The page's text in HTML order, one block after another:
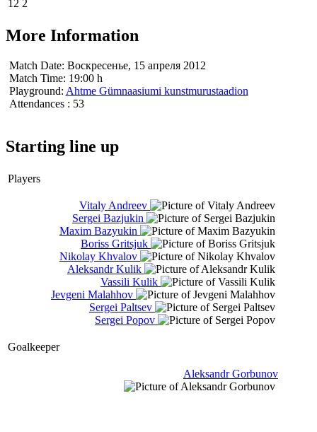
12 2
More Information
Match Date: Воскресенье, 15 апреля 2012
Match Time: 19:00 h
Playground: Ahtme Gümnaasiumi kunstmurustaadion
Attendances : 53
Starting line up
Players
Vitaly Andreev
Sergei Bazjukin
Maxim Bazyukin
Boriss Gritsjuk
Nikolay Khvalov
Aleksandr Kulik
Vassili Kulik
Jevgeni Malahhov
Sergei Paltsev
Sergei Popov
Goalkeeper
Aleksandr Gorbunov